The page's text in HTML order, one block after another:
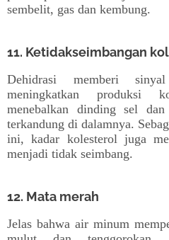
sembelit, gas dan kembung.
11. Ketidakseimbangan
Dehidrasi memberi
meningkatkan produksi
menebalkan dinding sel
terkandung di dalamnya.
ini, kadar kolesterol juga
menjadi tidak seimbang.
12. Mata merah
Jelas bahwa air minum